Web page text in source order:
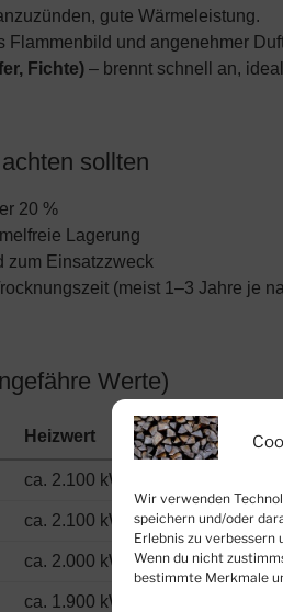
Wir verwenden
speichern und/oder
Erlebnis zu verbessern
Wenn du nicht
bestimmte Merkmale
gute Wärmeleistung.
Flammenbild und angenehmer
Fichte) – brennt schnell an,
sollten
20 %
Lagerung
zum Einsatzzweck
(meist 1–3 Jahre je
Werte)
Heizwert
ca. 2.100 kWh/Raummeter
ca. 2.100 kWh/Raummeter
ca. 2.000 kWh/Raummeter
ca. 1.900 kWh/Raummeter